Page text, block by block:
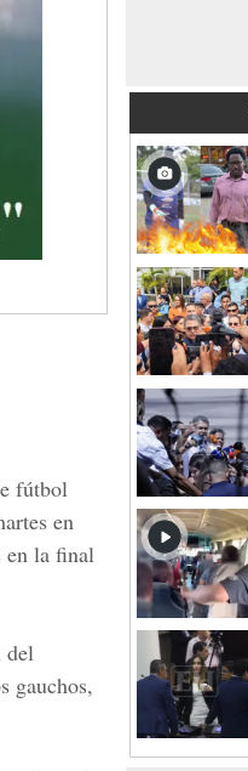
fútbol
en
en la final
del
gauchos,